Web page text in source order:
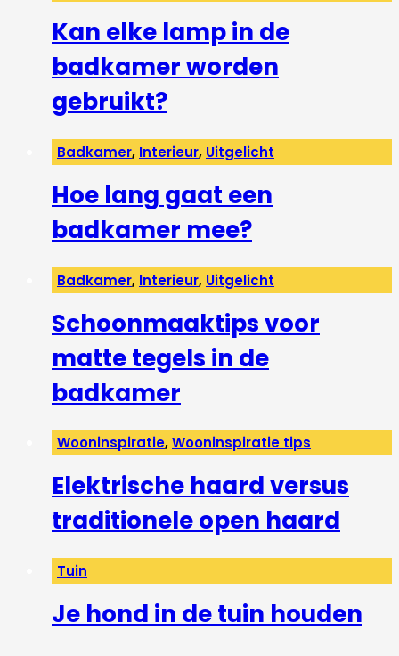
Kan elke lamp in de
badkamer worden
gebruikt?
Badkamer, Interieur, Uitgelicht
Hoe lang gaat een
badkamer mee?
Badkamer, Interieur, Uitgelicht
Schoonmaaktips voor
matte tegels in de
badkamer
Wooninspiratie,Wooninspiratie tips
Elektrische haard versus
traditionele open haard
Tuin
Je hond in de tuin houden